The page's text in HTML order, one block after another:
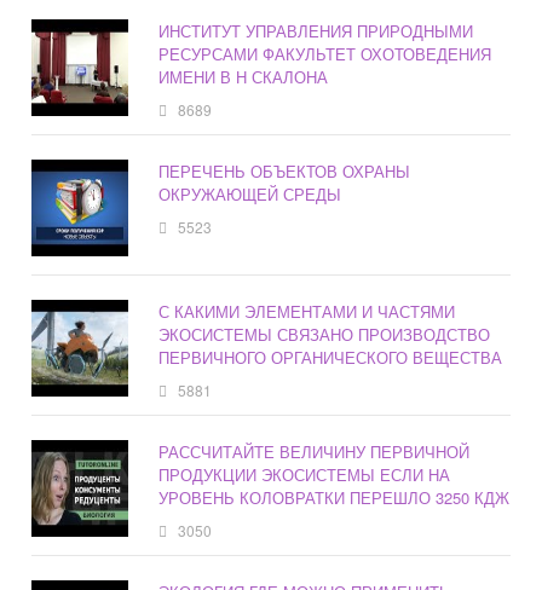
ИНСТИТУТ УПРАВЛЕНИЯ ПРИРОДНЫМИ
РЕСУРСАМИ ФАКУЛЬТЕТ ОХОТОВЕДЕНИЯ
ИМЕНИ В Н СКАЛОНА
8689
ПЕРЕЧЕНЬ ОБЪЕКТОВ ОХРАНЫ
ОКРУЖАЮЩЕЙ СРЕДЫ
5523
С КАКИМИ ЭЛЕМЕНТАМИ И ЧАСТЯМИ
ЭКОСИСТЕМЫ СВЯЗАНО ПРОИЗВОДСТВО
ПЕРВИЧНОГО ОРГАНИЧЕСКОГО ВЕЩЕСТВА
5881
РАССЧИТАЙТЕ ВЕЛИЧИНУ ПЕРВИЧНОЙ
ПРОДУКЦИИ ЭКОСИСТЕМЫ ЕСЛИ НА
УРОВЕНЬ КОЛОВРАТКИ ПЕРЕШЛО 3250 КДЖ
3050